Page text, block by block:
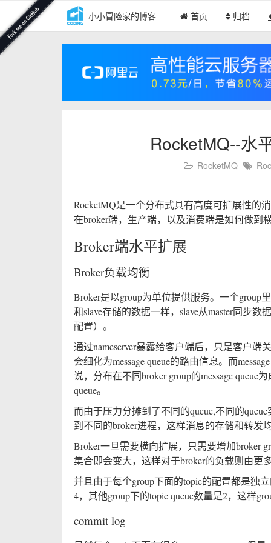
小小冒险家的博客 首页 归档
RocketMQ--水
RocketMQ
RocketMQ是一个分布式具有高度可扩展性的
在broker端，生产端，以及消费端是如何做到
Broker端水平扩展
Broker负载均衡
Broker是以group为单位提供服务。一个group里
和slave存储的数据一样，slave从master同步
配置）。
通过nameserver暴露给客户端后，只是客户
会细化为message queue的路由信息。而
说，分布在不同broker group的message
queue。
而由于压力分摊到了不同的queue,不同的
到不同的broker进程，这样消息的存储和转发
Broker一旦需要横向扩展，只需要增加broker
集合即会变大，这样对于broker的负载则由更
并且由于每个group下面的topic的配置都是独
4，其他group下的topic queue数量是2，这样
commit log